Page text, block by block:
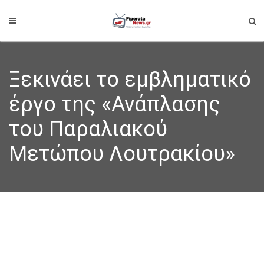
Ξεκινάει το εμβληματικό
έργο της «Ανάπλασης
του Παραλιακού
Μετώπου Λουτρακίου»